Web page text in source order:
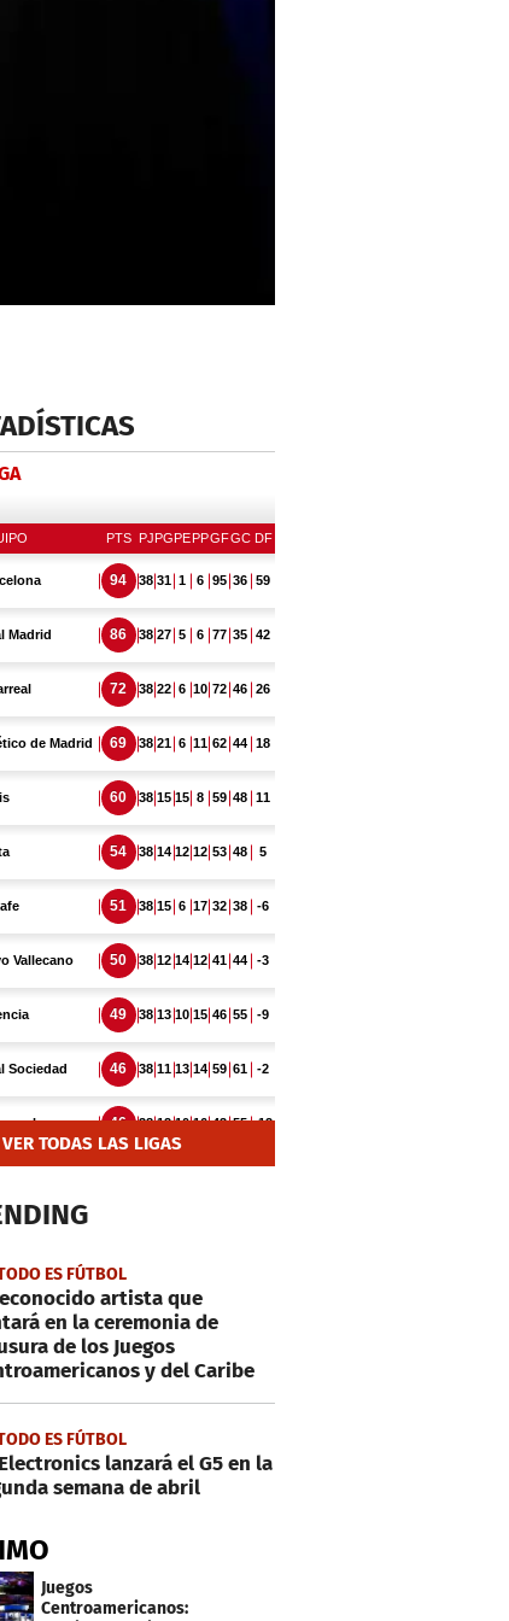
VER TODAS LAS LIGAS
ES FÚTBOL
artista que
en la ceremonia de
de los Juegos
y del Caribe
ES FÚTBOL
lanzará el G5 en la
semana de abril
Juegos
Centroamericanos: